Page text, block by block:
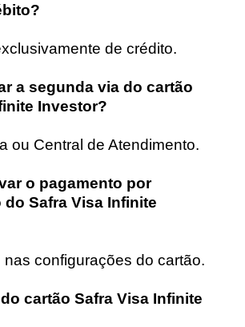
de crédito.
a segunda via do cartão
Investor?
ou Central de Atendimento.
o pagamento por
Safra Visa Infinite
nas configurações do cartão.
cartão Safra Visa Infinite